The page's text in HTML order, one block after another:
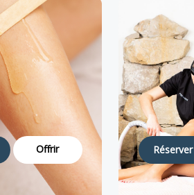
Offrir Réserver